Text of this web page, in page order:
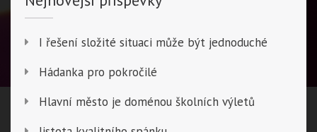
I řešení složité situaci může být jednoduché
Hádanka pro pokročilé
Hlavní město je doménou školních výletů